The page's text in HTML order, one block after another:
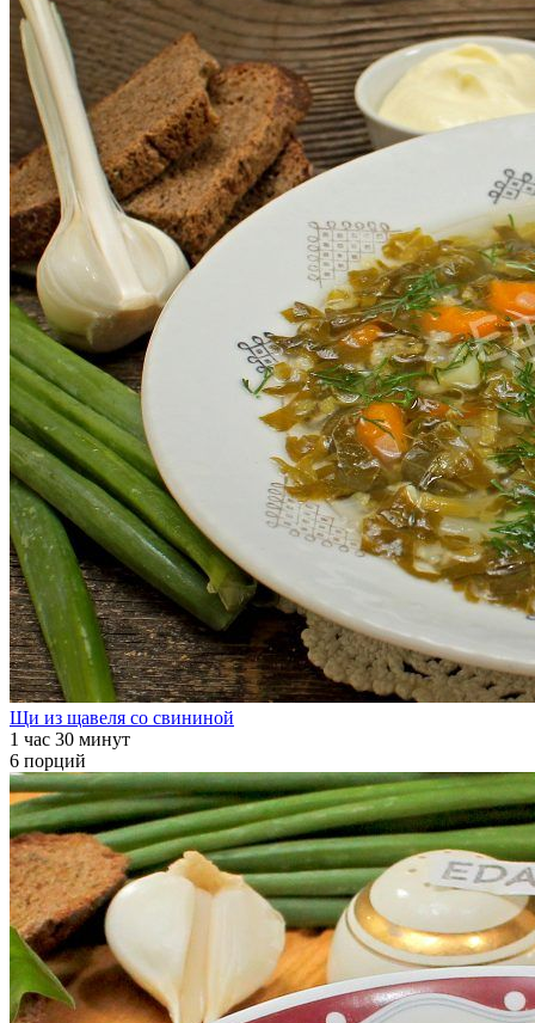
Щи из щавеля со свининой
1 час 30 минут
6 порций